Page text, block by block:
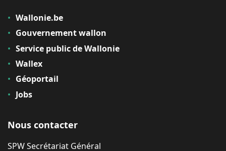
Wallonie.be
Gouvernement wallon
Service public de Wallonie
Wallex
Géoportail
Jobs
Nous contacter
SPW Secrétariat Général